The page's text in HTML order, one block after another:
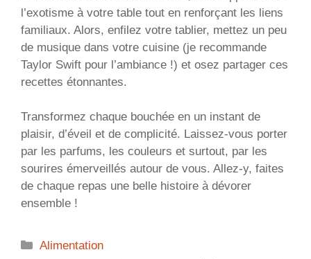
l’exotisme à votre table tout en renforçant les liens
familiaux. Alors, enfilez votre tablier, mettez un peu
de musique dans votre cuisine (je recommande
Taylor Swift pour l’ambiance !) et osez partager ces
recettes étonnantes.
Transformez chaque bouchée en un instant de
plaisir, d’éveil et de complicité. Laissez-vous porter
par les parfums, les couleurs et surtout, par les
sourires émerveillés autour de vous. Allez-y, faites
de chaque repas une belle histoire à dévorer
ensemble !
Catégories
Alimentation